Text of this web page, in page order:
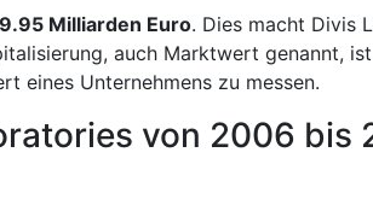
Milliarden Euro. Dies macht Divis
auch Marktwert genannt,
eines Unternehmens zu messen.
von 2006 bis